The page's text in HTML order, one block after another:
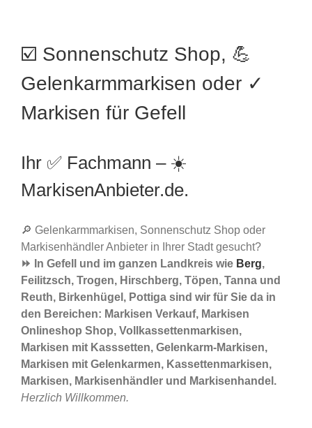
☑️ Sonnenschutz Shop, 💪
Gelenkarmmarkisen oder ✓
Markisen für Gefell
Ihr ✅ Fachmann – ☀️
MarkisenAnbieter.de.
🔎 Gelenkarmmarkisen, Sonnenschutz Shop oder
Markisenhändler Anbieter in Ihrer Stadt gesucht?
⏩ In Gefell und im ganzen Landkreis wie Berg,
Feilitzsch, Trogen, Hirschberg, Töpen, Tanna und
Reuth, Birkenhügel, Pottiga sind wir für Sie da in
den Bereichen: Markisen Verkauf, Markisen
Onlineshop Shop, Vollkassettenmarkisen,
Markisen mit Kasssetten, Gelenkarm-Markisen,
Markisen mit Gelenkarmen, Kassettenmarkisen,
Markisen, Markisenhändler und Markisenhandel.
Herzlich Willkommen.